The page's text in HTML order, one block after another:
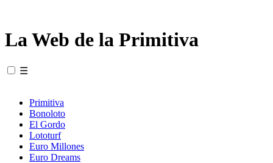
La Web de la Primitiva
☰
Primitiva
Bonoloto
El Gordo
Lototurf
Euro Millones
Euro Dreams